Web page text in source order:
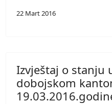
22 Mart 2016
Izvještaj o stanju
dobojskom